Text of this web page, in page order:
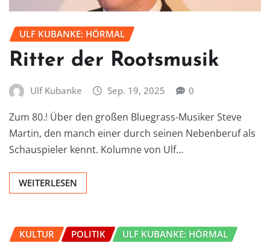
ULF KUBANKE: HÖRMAL
Ritter der Rootsmusik
Ulf Kubanke Sep. 19, 2025 0
Zum 80.! Über den großen Bluegrass-Musiker Steve
Martin, den manch einer durch seinen Nebenberuf als
Schauspieler kennt. Kolumne von Ulf…
WEITERLESEN
KULTUR POLITIK ULF KUBANKE: HÖRMAL